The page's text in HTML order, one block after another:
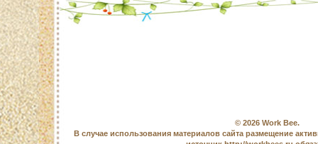
© 2026 Work Bee.
В случае использования материалов сайта размещение